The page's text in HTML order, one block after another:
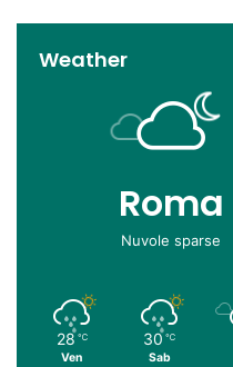
Weather
Roma
Nuvole sparse
28 ℃
Ven
30 ℃
Sab